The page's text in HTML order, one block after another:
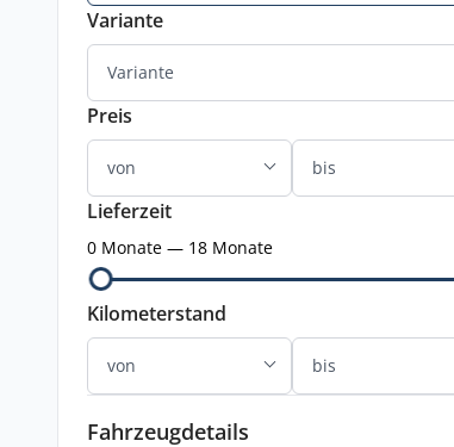
Variante
Preis
Lieferzeit
0 Monate — 18 Monate
Kilometerstand
Fahrzeugdetails